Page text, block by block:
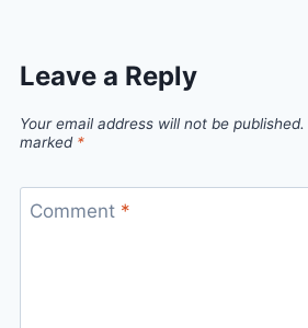
Leave a Reply
Your email address will not be published.
marked *
Comment *